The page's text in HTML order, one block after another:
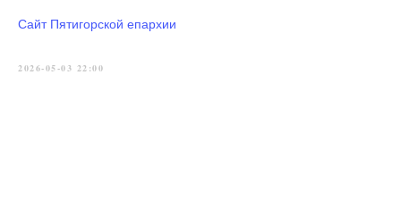
Сайт Пятигорской епархии
2026-05-03 22:00